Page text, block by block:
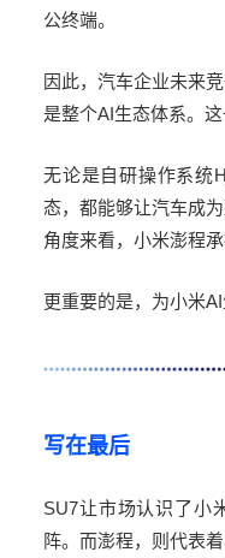
公终端。
因此，汽车企业未来
是整个AI生态体系。
无论是自研操作系统
态，都能够让汽车成
角度来看，小米澎程
更重要的是，为小米AI
写在最后
SU7让市场认识了小
阵。而澎程，则代表